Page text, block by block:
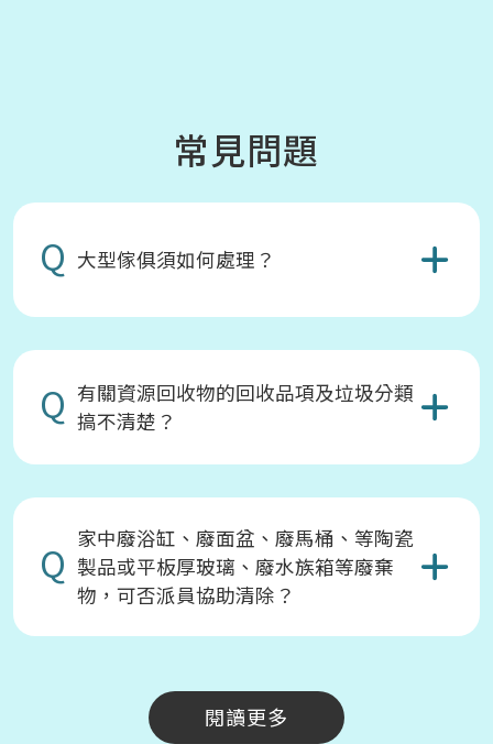
常見問題
Q 大型傢俱須如何處理？
Q 有關資源回收物的回收品項及垃圾分類
搞不清楚？
Q 家中廢浴缸、廢面盆、廢馬桶、等陶瓷
製品或平板厚玻璃、廢水族箱等廢棄
物，可否派員協助清除？
閱讀更多